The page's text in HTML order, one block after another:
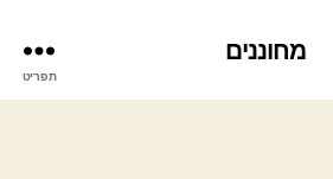
מחוננים
תפריט